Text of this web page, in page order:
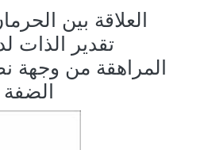
العلاقة بين
تقدير الذات
المراهقة من وجهة